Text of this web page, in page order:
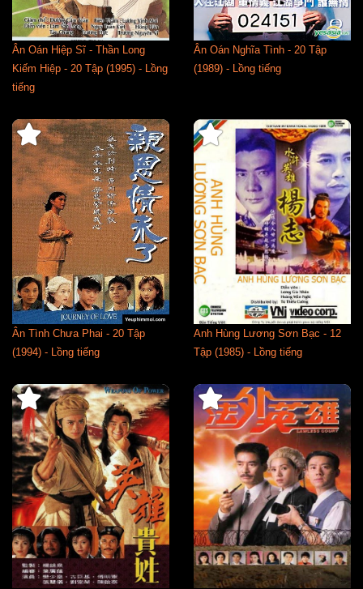
Ân Oán Hiệp Sĩ - Thần Long
Kiếm Hiệp - 20 Tập (1995) - Lồng
tiếng
Ân Oán Nghĩa Tình - 20 Tập
(1989) - Lồng tiếng
Ân Tình Chưa Phai - 20 Tập
(1994) - Lồng tiếng
Anh Hùng Lương Sơn Bạc - 12
Tập (1985) - Lồng tiếng